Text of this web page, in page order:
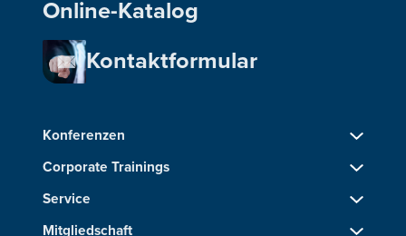
Online-Katalog
Kontaktformular
Konferenzen
Corporate Trainings
Service
Mitgliedschaft